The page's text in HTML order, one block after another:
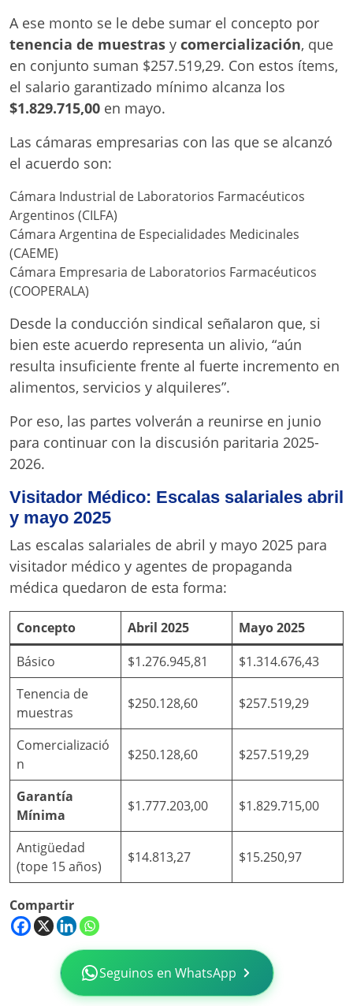
A ese monto se le debe sumar el concepto por
tenencia de muestras y comercialización, que
en conjunto suman $257.519,29. Con estos ítems,
el salario garantizado mínimo alcanza los
$1.829.715,00 en mayo.
Las cámaras empresarias con las que se alcanzó
el acuerdo son:
Cámara Industrial de Laboratorios Farmacéuticos
Argentinos (CILFA)
Cámara Argentina de Especialidades Medicinales
(CAEME)
Cámara Empresaria de Laboratorios Farmacéuticos
(COOPERALA)
Desde la conducción sindical señalaron que, si
bien este acuerdo representa un alivio, “aún
resulta insuficiente frente al fuerte incremento en
alimentos, servicios y alquileres”.
Por eso, las partes volverán a reunirse en junio
para continuar con la discusión paritaria 2025-
2026.
Visitador Médico: Escalas salariales abril
y mayo 2025
Las escalas salariales de abril y mayo 2025 para
visitador médico y agentes de propaganda
médica quedaron de esta forma:
Concepto Abril 2025
Mayo 2025
Básico
$1.276.945,81
$1.314.676,43
Tenencia de
muestras
$250.128,60 $257.519,29
Comercializació
n
$250.128,60 $257.519,29
Garantía
Mínima
$1.777.203,00 $1.829.715,00
Antigüedad
(tope 15 años)
$14.813,27 $15.250,97
Compartir
Seguinos en WhatsApp